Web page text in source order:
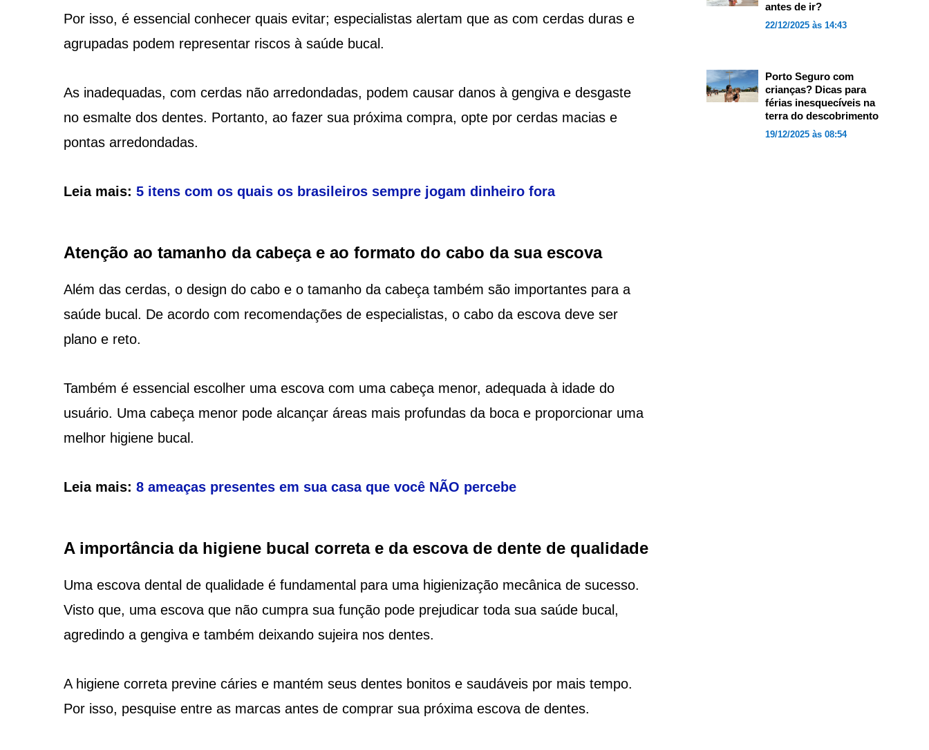
Por isso, é essencial conhecer quais evitar; especialistas alertam que as com cerdas duras e
agrupadas podem representar riscos à saúde bucal.
As inadequadas, com cerdas não arredondadas, podem causar danos à gengiva e desgaste
no esmalte dos dentes. Portanto, ao fazer sua próxima compra, opte por cerdas macias e
pontas arredondadas.
Leia mais: 5 itens com os quais os brasileiros sempre jogam dinheiro fora
Atenção ao tamanho da cabeça e ao formato do cabo da sua escova
Além das cerdas, o design do cabo e o tamanho da cabeça também são importantes para a
saúde bucal. De acordo com recomendações de especialistas, o cabo da escova deve ser
plano e reto.
Também é essencial escolher uma escova com uma cabeça menor, adequada à idade do
usuário. Uma cabeça menor pode alcançar áreas mais profundas da boca e proporcionar uma
melhor higiene bucal.
Leia mais: 8 ameaças presentes em sua casa que você NÃO percebe
A importância da higiene bucal correta e da escova de dente de qualidade
Uma escova dental de qualidade é fundamental para uma higienização mecânica de sucesso.
Visto que, uma escova que não cumpra sua função pode prejudicar toda sua saúde bucal,
agredindo a gengiva e também deixando sujeira nos dentes.
A higiene correta previne cáries e mantém seus dentes bonitos e saudáveis por mais tempo.
Por isso, pesquise entre as marcas antes de comprar sua próxima escova de dentes.
antes de ir?
22/12/2025 às 14:43
Porto Seguro com
crianças? Dicas para
férias inesquecíveis na
terra do descobrimento
19/12/2025 às 08:54